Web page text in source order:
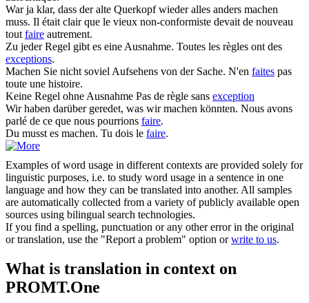
War ja klar, dass der alte Querkopf wieder alles anders machen
muss. Il était clair que le vieux non-conformiste devait de nouveau
toutfaire autrement.
Zu jeder Regel gibt es eineAusnahme. Toutes les règles ont des
exceptions.
Machen Sie nicht soviel Aufsehens von der Sache. N'en faites pas
toute une histoire.
Keine Regel ohneAusnahme Pas de règle sans exception
Wir haben darüber geredet, was wirmachen könnten. Nous avons
parlé de ce que nous pourrions faire.
Du musst es machen. Tu dois le faire.
Examples of word usage in different contexts are provided solely for
linguistic purposes, i.e. to study word usage in a sentence in one
language and how they can be translated into another. All samples
are automatically collected from a variety of publicly available open
sources using bilingual search technologies.
If you find a spelling, punctuation or any other error in the original
or translation, use the "Report a problem" option orwrite to us.
What is translation in context on
PROMT.One